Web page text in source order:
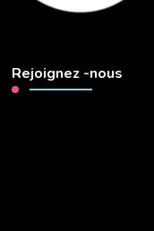
Rejoignez -nous